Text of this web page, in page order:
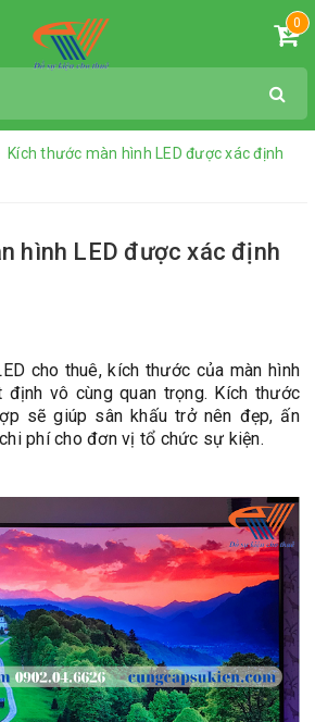
0
Kích thước màn hình LED được xác định
hình LED được xác định
cho thuê, kích thước của màn hình
định vô cùng quan trọng. Kích thước
sẽ giúp sân khấu trở nên đẹp, ấn
phí cho đơn vị tổ chức sự kiện.